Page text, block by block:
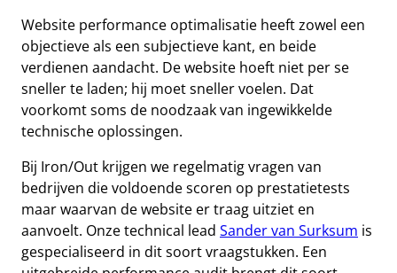
Website performance optimalisatie heeft zowel een
objectieve als een subjectieve kant, en beide
verdienen aandacht. De website hoeft niet per se
sneller te laden; hij moet sneller voelen. Dat
voorkomt soms de noodzaak van ingewikkelde
technische oplossingen.
Bij Iron/Out krijgen we regelmatig vragen van
bedrijven die voldoende scoren op prestatietests
maar waarvan de website er traag uitziet en
aanvoelt. Onze technical lead Sander van Surksum is
gespecialiseerd in dit soort vraagstukken. Een